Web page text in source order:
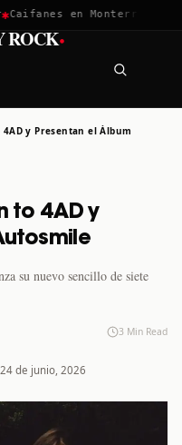
en Monterrey · 12
ROCK·
y Presentan el Álbum
to 4AD y
su nuevo sencillo de siete
3 Min Read
de junio, 2026